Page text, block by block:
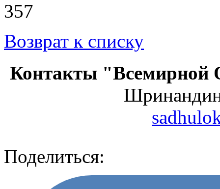
357
Возврат к списку
Контакты
Поделиться: